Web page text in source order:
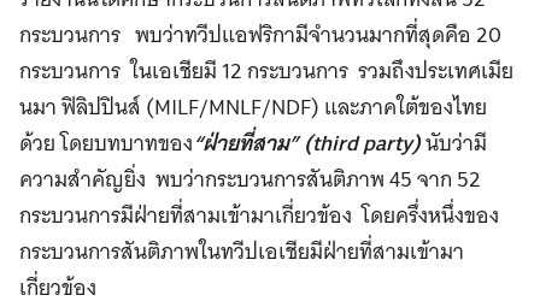
กระบวนการ พบว่าทวีปแอฟริกามีจำนวนมากที่สุดคือ 20
กระบวนการ ในเอเชียมี 12 กระบวนการ รวมถึงประเทศเมีย
นมา ฟิลิปปินส์ (MILF/MNLF/NDF) และภาคใต้ของไทย
ด้วย โดยบทบาทของ“ฝ่ายที่สาม” (third party)นับว่ามี
ความสำคัญยิ่ง พบว่ากระบวนการสันติภาพ 45 จาก 52
กระบวนการมีฝ่ายที่สามเข้ามาเกี่ยวข้อง โดยครึ่งหนึ่งของ
กระบวนการสันติภาพในทวีปเอเชียมีฝ่ายที่สามเข้ามา
เกี่ยวข้อง